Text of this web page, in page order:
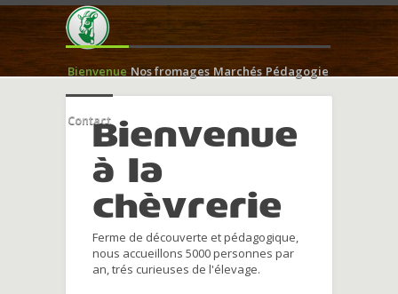
Bienvenue Nos fromages Marchés Pédagogie
ContactBienvenue
à la
chèvrerie
Ferme de découverte et pédagogique,
nous accueillons 5000 personnes par
an, trés curieuses de l'élevage.